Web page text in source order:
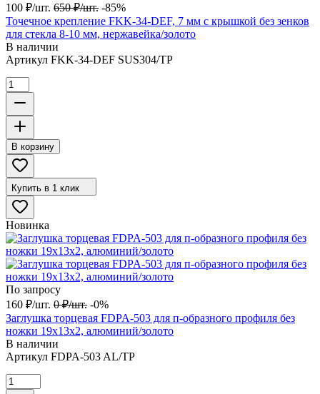
100 ₽/шт. 650 ₽/шт. -85%
Точечное крепление FKK-34-DEF, 7 мм с крышкой без зенков
для стекла 8-10 мм, нержавейка/золото
В наличии
Артикул FKK-34-DEF SUS304/TP
В корзину
Купить в 1 клик
Новинка
По запросу
160 ₽/шт. 0 ₽/шт. -0%
Заглушка торцевая FDPA-503 для п-образного профиля без
ножки 19х13х2, алюминий/золото
В наличии
Артикул FDPA-503 AL/TP